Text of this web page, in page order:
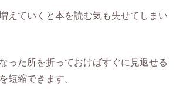
えていくと本を読む気も失せてしまい
った所を折っておけばすぐに見返せる
短縮できます。